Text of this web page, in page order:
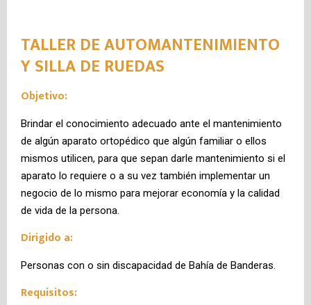
TALLER DE AUTOMANTENIMIENTO
Y SILLA DE RUEDAS
Objetivo:
Brindar el conocimiento adecuado ante el mantenimiento
de algún aparato ortopédico que algún familiar o ellos
mismos utilicen, para que sepan darle mantenimiento si el
aparato lo requiere o a su vez también implementar un
negocio de lo mismo para mejorar economía y la calidad
de vida de la persona.
Dirigido a:
Personas con o sin discapacidad de Bahía de Banderas.
Requisitos: